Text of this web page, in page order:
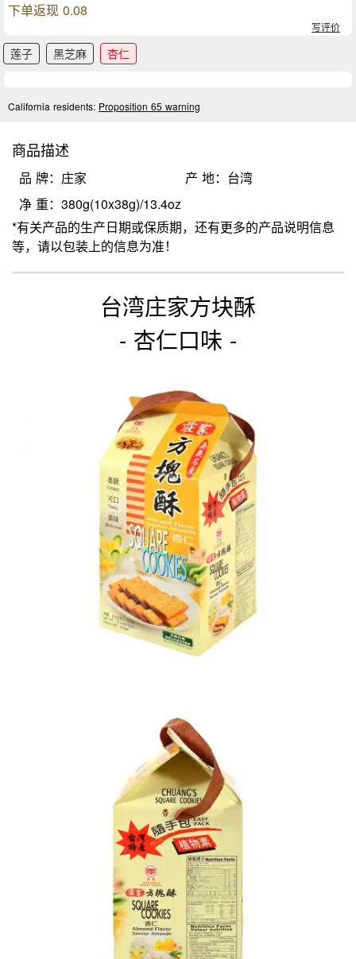
下单返现 0.08
写评价
莲子 黑芝麻 杏仁
California residents: Proposition 65 warning
商品描述
品 牌：庄家
产 地：台湾
净 重：380g(10x38g)/13.4oz
*有关产品的生产日期或保质期，还有更多的产品说明信息
等，请以包装上的信息为准！
台湾庄家方块酥
- 杏仁口味 -